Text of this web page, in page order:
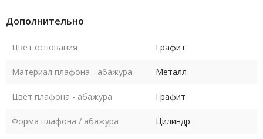
Дополнительно
Цвет основания Графит
Материал плафона - абажура Металл
Цвет плафона - абажура Графит
Форма плафона / абажура Цилиндр